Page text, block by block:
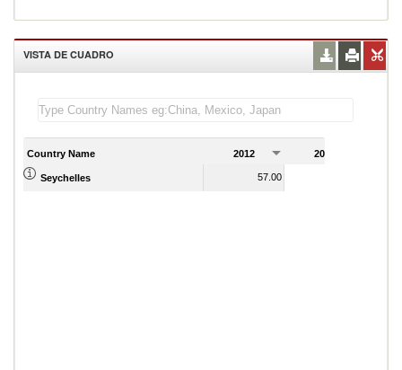
VISTA DE CUADRO
Country Name 2012 2013
Seychelles 57.00